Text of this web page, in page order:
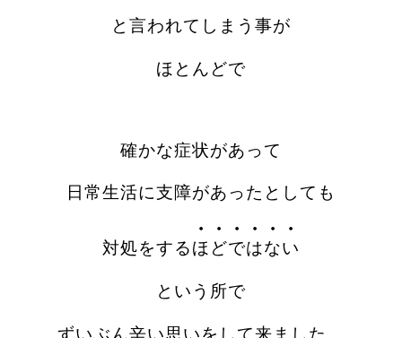
と言われてしまう事が
ほとんどで
確かな症状があって
日常生活に支障があったとしても
対処をするほどではない
・・・・・・
という所で
ずいぶん辛い思いをして来ました。